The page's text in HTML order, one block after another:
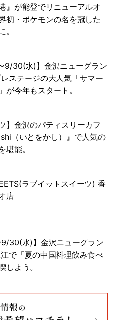
』が能登でリニューアルオ
初・ポケモンの名を冠した
。
9/30(水)】金沢ニューグラン
ステージの大人気「サマー
が今年もスタート。
】金沢のパティスリーカフ
（いとをかし）』で人気の
堪能。
ラブイットスイーツ) 香
店
9/30(水)】金沢ニューグラン
江で「夏の中国料理飲み食べ
しよう。